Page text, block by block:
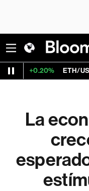
ETH/USD 1,922.90
La